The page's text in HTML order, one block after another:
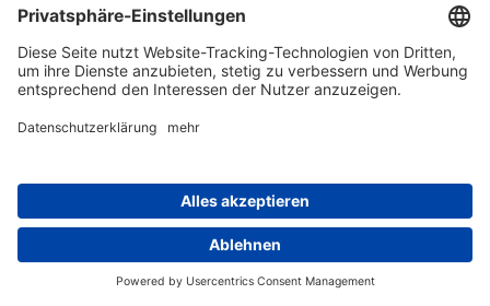
zum Auflegen des Drechselwerkzeugs